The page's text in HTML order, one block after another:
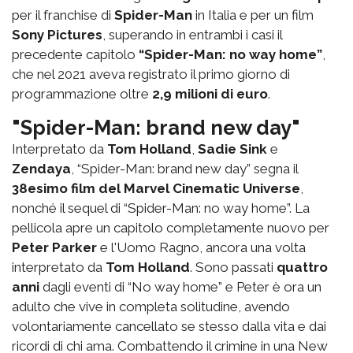
per il franchise di Spider-Man in Italia e per un film
Sony Pictures, superando in entrambi i casi il
precedente capitolo “Spider-Man: no way home”,
che nel 2021 aveva registrato il primo giorno di
programmazione oltre 2,9 milioni di euro.
"Spider-Man: brand new day"
Interpretato da Tom Holland, Sadie Sink e
Zendaya, “Spider-Man: brand new day” segna il
38esimo film del Marvel Cinematic Universe,
nonché il sequel di “Spider-Man: no way home”. La
pellicola apre un capitolo completamente nuovo per
Peter Parker e l'Uomo Ragno, ancora una volta
interpretato da Tom Holland. Sono passati quattro
anni dagli eventi di “No way home” e Peter è ora un
adulto che vive in completa solitudine, avendo
volontariamente cancellato se stesso dalla vita e dai
ricordi di chi ama. Combattendo il crimine in una New